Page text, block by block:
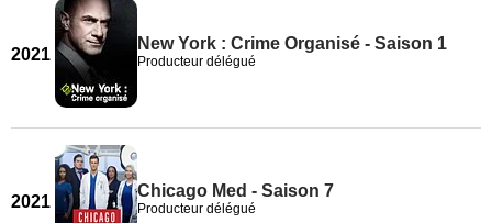
2021
New York : Crime Organisé - Saison 1
Producteur délégué
2021
Chicago Med - Saison 7
Producteur délégué